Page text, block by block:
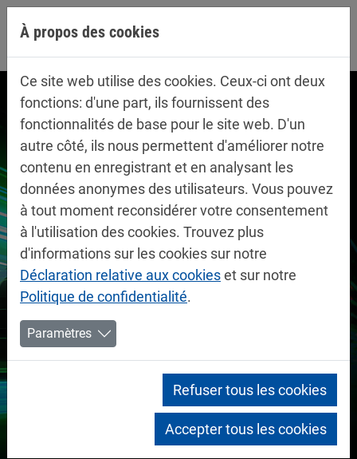
Aller directement à la navigation principale
Aller directement au contenu
À propos des cookies
Ce site web utilise des cookies. Ceux-ci ont deux
fonctions: d'une part, ils fournissent des
fonctionnalités de base pour le site web. D'un
autre côté, ils nous permettent d'améliorer notre
contenu en enregistrant et en analysant les
données anonymes des utilisateurs. Vous pouvez
à tout moment reconsidérer votre consentement
à l'utilisation des cookies. Trouvez plus
d'informations sur les cookies sur notre
Déclaration relative aux cookieset sur notre
Politique de confidentialité.
Paramètres
Refuser tous les cookies
Accepter tous les cookies